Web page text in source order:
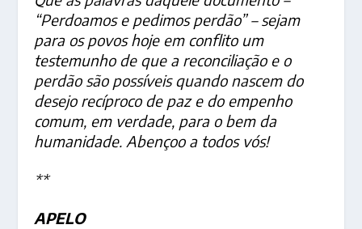
“Perdoamos e pedimos perdão” – sejam
para os povos hoje em conflito um
testemunho de que a reconciliação e o
perdão são possíveis quando nascem do
desejo recíproco de paz e do empenho
comum, em verdade, para o bem da
humanidade. Abençoo a todos vós!
**
APELO